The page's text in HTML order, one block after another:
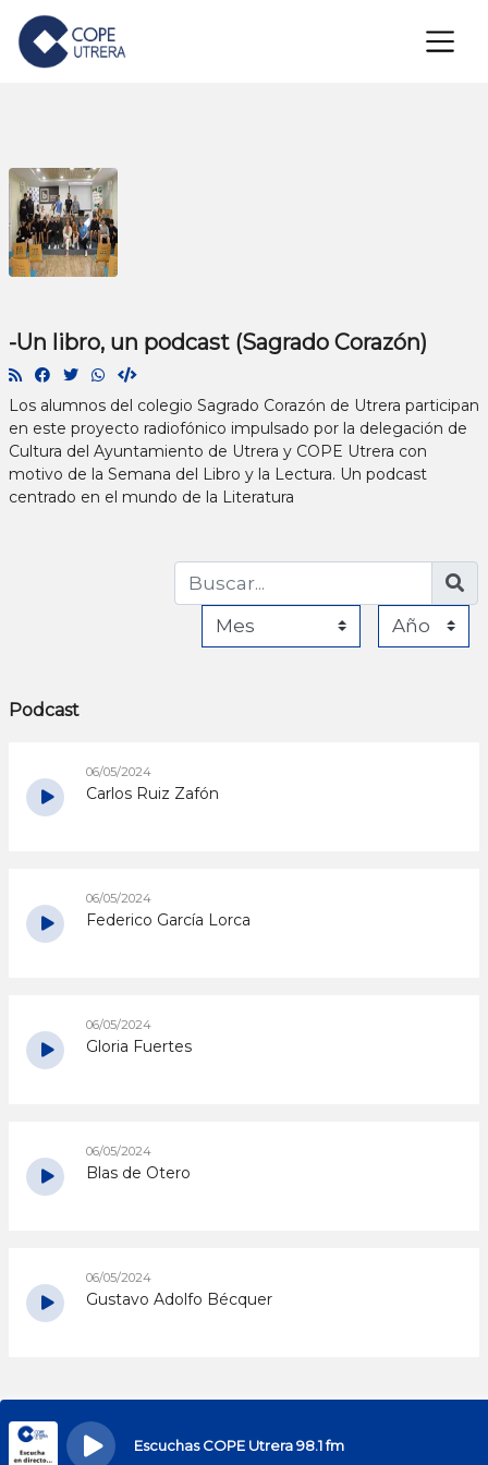
×
-Un libro, un podcast (Sagrado Corazón)
Los alumnos del colegio Sagrado Corazón de Utrera participan
en este proyecto radiofónico impulsado por la delegación de
Cultura del Ayuntamiento de Utrera y COPE Utrera con
motivo de la Semana del Libro y la Lectura. Un podcast
centrado en el mundo de la Literatura
Podcast
06/05/2024
Carlos Ruiz Zafón
06/05/2024
Federico García Lorca
06/05/2024
Gloria Fuertes
06/05/2024
Blas de Otero
06/05/2024
Gustavo Adolfo Bécquer
Escuchas COPE Utrera 98.1 fm